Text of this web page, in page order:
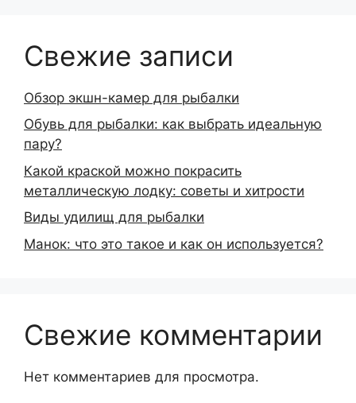
Свежие записи
Обзор экшн-камер для рыбалки
Обувь для рыбалки: как выбрать идеальную
пару?
Какой краской можно покрасить
металлическую лодку: советы и хитрости
Виды удилищ для рыбалки
Манок: что это такое и как он используется?
Свежие комментарии
Нет комментариев для просмотра.